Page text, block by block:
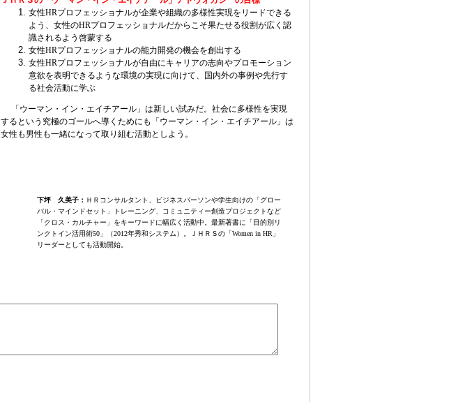
女性HRプロフェッショナルが企業や組織の多様性実現をリードできる
よう、女性のHRプロフェッショナルだからこそ果たせる役割が広く認
識されるよう啓蒙する
女性HRプロフェッショナルの能力開発の機会を創出する
女性HRプロフェッショナルが自由にキャリアの志向やプロモーション
意欲を表明できるような環境の実現に向けて、国内外の事例や先行す
る社会活動に学ぶ
「ウーマン・イン・エイチアール」は新しい試みだ。社会に多様性を実現
するという究極のゴールへ導くためにも「ウーマン・イン・エイチアール」は
女性も男性も一緒になって取り組む活動としよう。
下坪 久美子： ＨＲコンサルタント、ビジネスパーソンや学生向けの「グロー
バル・マインドセット」トレーニング、コミュニティー創造プロジェクトなど
「クロス・カルチャー」をキーワードに幅広く活動中。最新著書に「目的別リ
ンクトイン活用術50」（2012年秀和システム）。ＪＨＲＳの「Women in HR」
リーダーとしても活動開始。